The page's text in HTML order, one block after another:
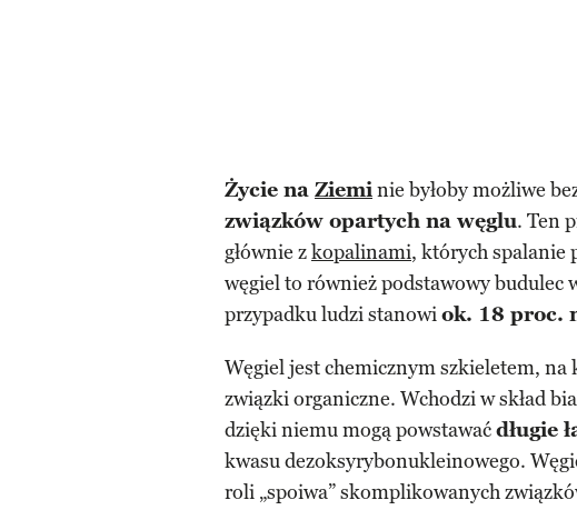
Życie na Zieminie byłoby możliwe
związków opartych na węglu. Ten
głównie zkopalinami, których spalanie
węgiel to również podstawowy budulec
przypadku ludzi stanowiok. 18 proc.
Węgiel jest chemicznym szkieletem,
związki organiczne. Wchodzi w skład
dzięki niemu mogą powstawaćdługie
kwasu dezoksyrybonukleinowego.
roli „spoiwa” skomplikowanych